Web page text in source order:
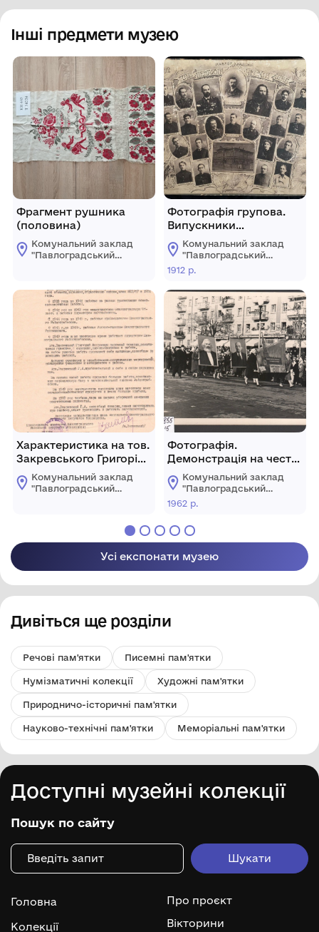
Інші предмети музею
Фрагмент рушника
(половина)
Комунальний заклад
"Павлоградський
Павлоградської
міської ради
Характеристика на тов.
Закревського Григорія
Андрійовича
Комунальний заклад
"Павлоградський
Фотографія групова.
Випускники
Павлоградських
педагогічних курсів
вчителів
Комунальний заклад
"Павлоградський
історико-
краєзнавчий музей"
Павлоградської
міської ради
1912 р.
Фотографія.
Демонстрація на честь
45-ї річниці Жовтня
(1962 р.) Павлоград.
Комунальний заклад
"Павлоградський
історико-
краєзнавчий музей"
міської ради
1962 р.
Усі експонати музею
Дивіться ще розділи
Речові пам'ятки Писемні пам'ятки
Нумізматичні колекції Художні пам'ятки
Природничо-історичні пам'ятки
Науково-технічні пам'ятки Меморіальні пам'ятки
Доступні музейні колекції
Пошук по сайту
Головна
Колекції
Про проєкт
Вікторини